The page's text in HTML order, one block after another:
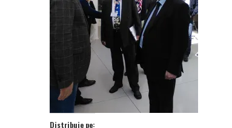
Distribuie pe: